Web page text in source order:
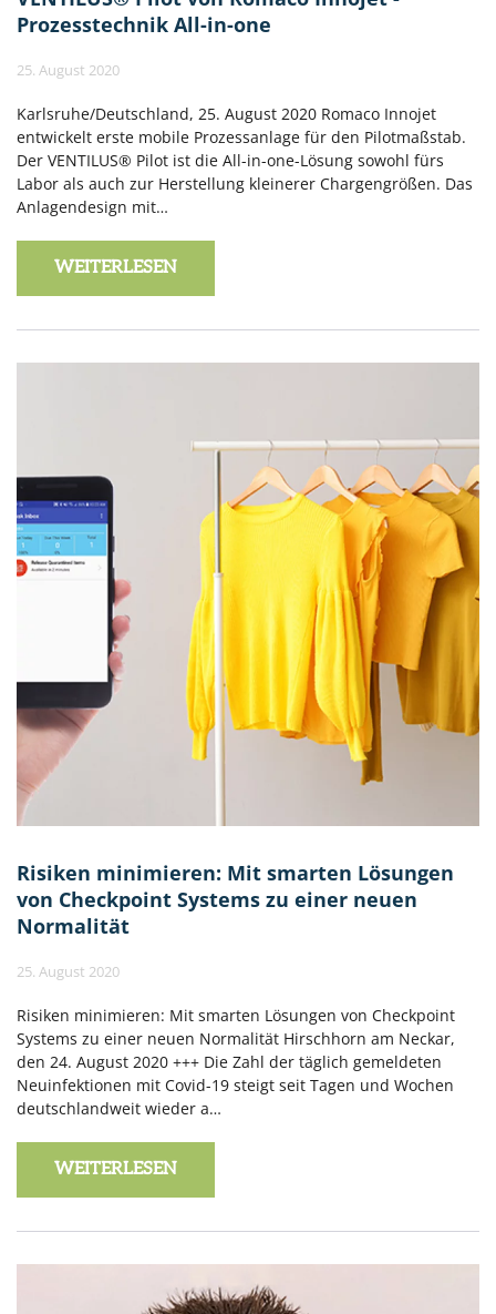
Prozesstechnik All-in-one
25. August 2020
Karlsruhe/Deutschland, 25. August 2020 Romaco Innojet
entwickelt erste mobile Prozessanlage für den Pilotmaßstab.
Der VENTILUS® Pilot ist die All-in-one-Lösung sowohl fürs
Labor als auch zur Herstellung kleinerer Chargengrößen. Das
Anlagendesign mit…
WEITERLESEN
Risiken minimieren: Mit smarten Lösungen
von Checkpoint Systems zu einer neuen
Normalität
25. August 2020
Risiken minimieren: Mit smarten Lösungen von Checkpoint
Systems zu einer neuen Normalität Hirschhorn am Neckar,
den 24. August 2020 +++ Die Zahl der täglich gemeldeten
Neuinfektionen mit Covid-19 steigt seit Tagen und Wochen
deutschlandweit wieder a…
WEITERLESEN